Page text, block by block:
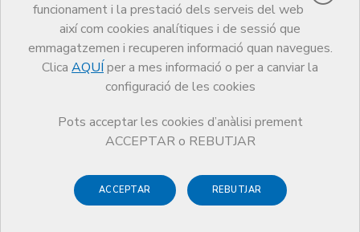
funcionament i la prestació dels serveis del web
així com cookies analítiques i de sessió que
emmagatzemen i recuperen informació quan navegues.
Clica AQUÍ per a mes informació o per a canviar la
configuració de les cookies
Pots acceptar les cookies d’anàlisi prement
ACCEPTAR o REBUTJAR
ACCEPTAR REBUTJAR
Notícies
Comunicació
Notícies
‘Recomanacions deontològiques sobre l’ús de la IA en medicina’: un
nou i necessari document de posició del CCMC